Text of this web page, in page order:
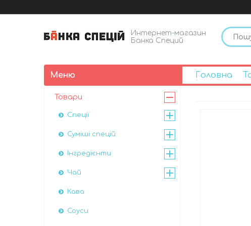
Интернет-магазин
Банка Специй
Головна
Товари
Спеції
Суміші спецій
Інгредієнти
Чай
Кава
Соуси